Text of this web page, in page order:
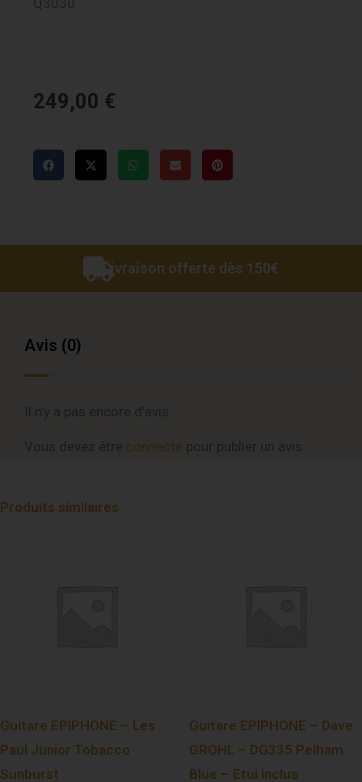
Q3030
249,00 €
Livraison offerte dès 150€
Avis (0)
connecté
Produits similaires
Guitare EPIPHONE – Les
Paul Junior Tobacco
Sunburst
Guitare EPIPHONE – Dave
GROHL – DG335 Pelham
Blue – Etui inclus